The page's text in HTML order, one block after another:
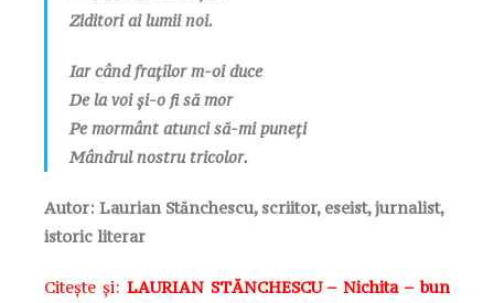
Ziditori ai lumii noi.
Iar când fraţilor m-oi duce
De la voi şi-o fi să mor
Pe mormânt atunci să-mi puneţi
Mândrul nostru tricolor.
Autor: Laurian Stănchescu, scriitor, eseist, jurnalist,
istoric literar
Citește și: LAURIAN STĂNCHESCU – Nichita – bun